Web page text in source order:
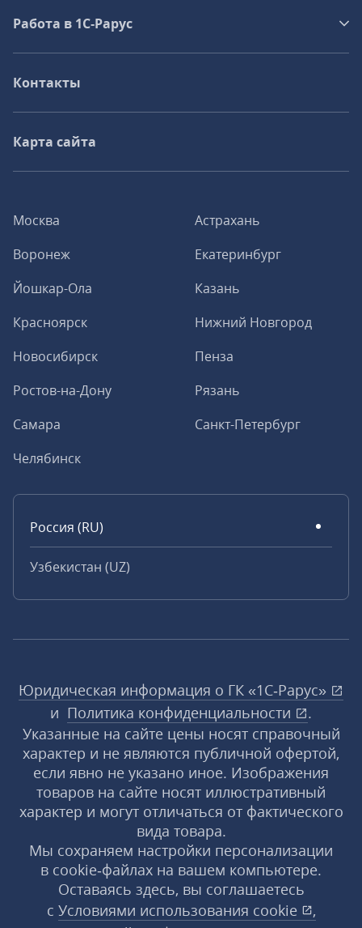
Москва
Астрахань
Воронеж
Екатеринбург
Йошкар-Ола
Казань
Красноярск
Нижний Новгород
Новосибирск
Пенза
Ростов-на-Дону
Рязань
Самара
Санкт-Петербург
Челябинск
Россия (RU)
Узбекистан (UZ)
Работа в 1С‑Рарус
Контакты
Карта сайта
Юридическая информация о ГК «1С‑Рарус»
и Политика конфиденциальности
.
Указанные на сайте цены носят справочный
характер и не являются публичной офертой,
если явно не указано иное. Изображения
товаров на сайте носят иллюстративный
характер и могут отличаться от фактического
вида товара.
Мы сохраняем настройки персонализации
в cookie‑файлах на вашем компьютере.
Оставаясь здесь, вы соглашаетесь
с Условиями использования cookie
,